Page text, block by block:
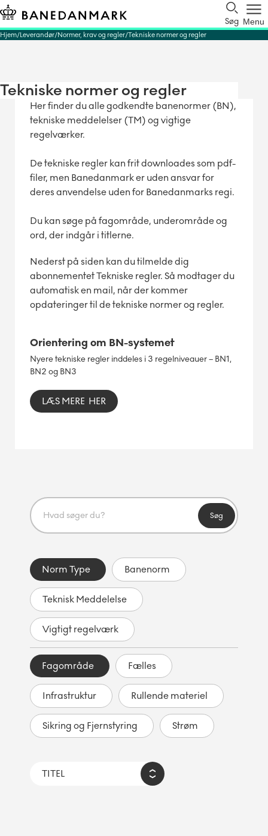
Søg Menu
Hjem Leverandør Normer, krav og regler Tekniske normer og regler
Tekniske normer og regler
Her finder du alle godkendte banenormer (BN),
tekniske meddelelser (TM) og vigtige
regelværker.
De tekniske regler kan frit downloades som pdf-
filer, men Banedanmark er uden ansvar for
deres anvendelse uden for Banedanmarks regi.
Du kan søge på fagområde, underområde og
ord, der indgår i titlerne.
Nederst på siden kan du tilmelde dig
abonnementet Tekniske regler. Så modtager du
automatisk en mail, når der kommer
opdateringer til de tekniske normer og regler.
Orientering om BN-systemet
Nyere tekniske regler inddeles i 3 regelniveauer – BN1,
BN2 og BN3
LÆS MERE HER
Søg
Norm Type Banenorm
Teknisk Meddelelse
Vigtigt regelværk
Fagområde Fælles
Infrastruktur Rullende materiel
Sikring og Fjernstyring Strøm